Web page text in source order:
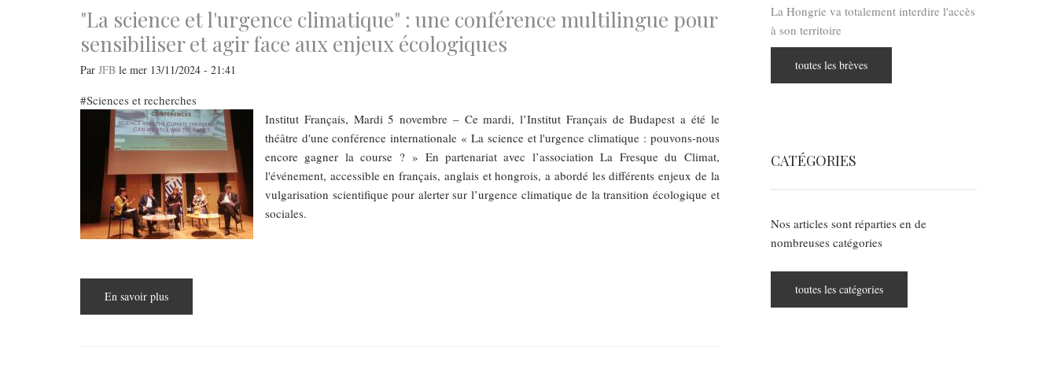
Magyar
"La science et l'urgence climatique" : une conférence multilingue pour
sensibiliser et agir face aux enjeux écologiques
Par JFB le mer 13/11/2024 - 21:41
Sciences et recherches
Institut Français, Mardi 5 novembre – Ce mardi, l’Institut Français de Budapest a été le
théâtre d'une conférence internationale « La science et l'urgence climatique : pouvons-nous
encore gagner la course ? » En partenariat avec l’association La Fresque du Climat,
l'événement, accessible en français, anglais et hongrois, a abordé les différents enjeux de la
vulgarisation scientifique pour alerter sur l’urgence climatique de la transition écologique et
sociales.
En savoir plus
science
La Hongrie va totalement interdire l'accès
à son territoire
toutes les brèves
CATÉGORIES
Nos articles sont réparties en de
nombreuses catégories
toutes les catégories